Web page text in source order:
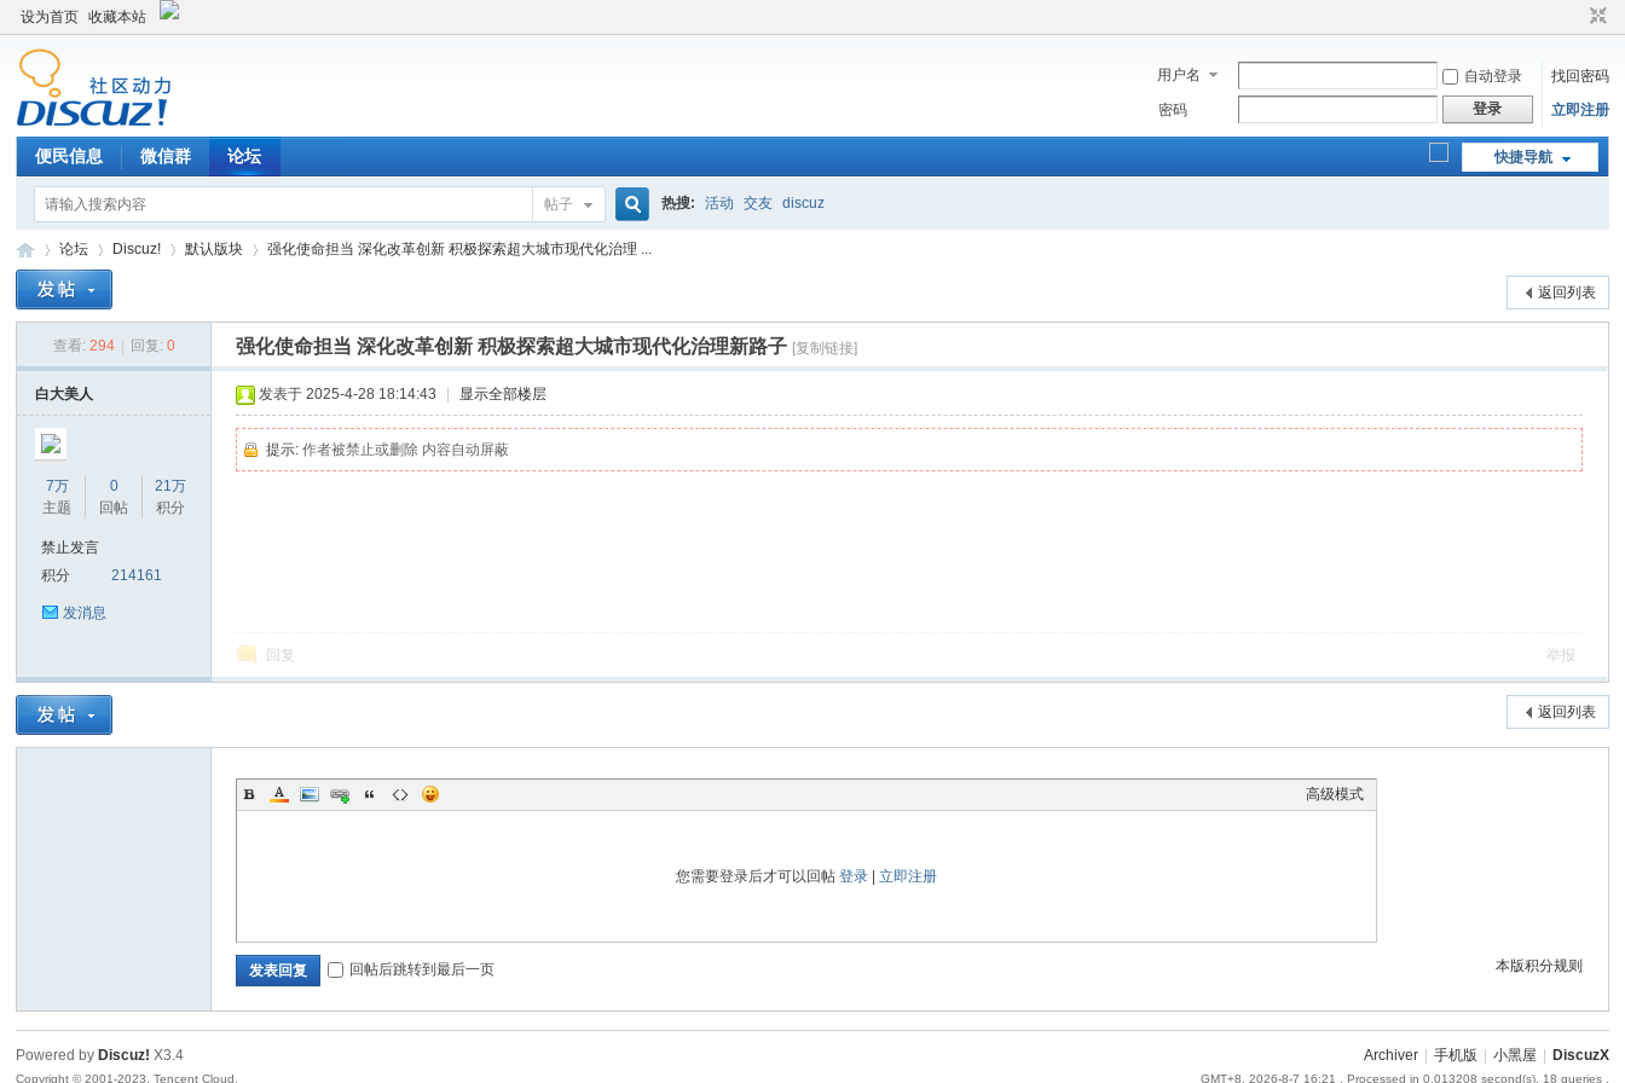
设为首页 收藏本站
用户名 自动登录
找回密码
密码
登录 立即注册
快捷导航
便民信息 微信群 论坛
帖子
搜
索
热搜: 活动 交友 discuz
Bo
论坛
›
Discuz!
›
默认版块
›
强化使命担当 深化改革创新 积极探索超大城市现代化治理 ...
返回列表
查看: 294 回复: 0 强化使命担当 深化改革创新 积极探索超大城市现代化治理新路子 [复制链接]
白大美人
7万
主题
0
回帖
21万
积分
禁止发言
积分
214161
发消息
发表于 2025-4-28 18:14:43 显示全部楼层
提示:作者被禁止或删除 内容自动屏蔽
回复 举报
返回列表
高级模式
您需要登录后才可以回帖登录 |立即注册
本版积分规则
发表回复 回帖后跳转到最后一页
Archiver 手机版 小黑屋 DiscuzX
GMT+8, 2026-8-7 16:21 , Processed in 0.013208 second(s), 18 queries .
Powered by Discuz! X3.4
Copyright © 2001-2023, Tencent Cloud.